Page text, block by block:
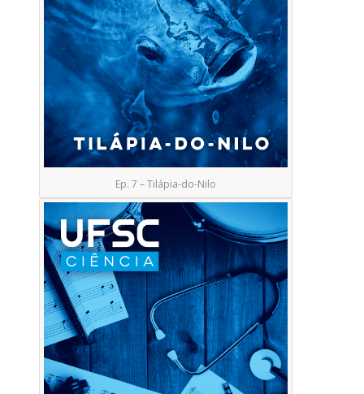
Ep. 7 – Tilápia-do-Nilo